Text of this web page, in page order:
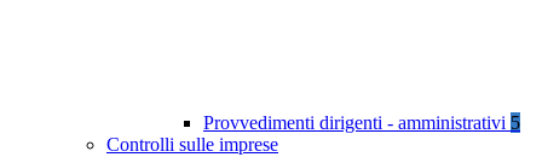
Provvedimenti dirigenti - amministrativi 5
Controlli sulle imprese